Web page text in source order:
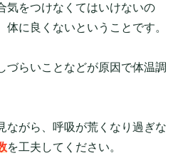
気をつけなくてはいけないの
に良くないということです。
づらいことなどが原因で体温調
がら、 呼吸が荒くなり過ぎな
を工夫してください。